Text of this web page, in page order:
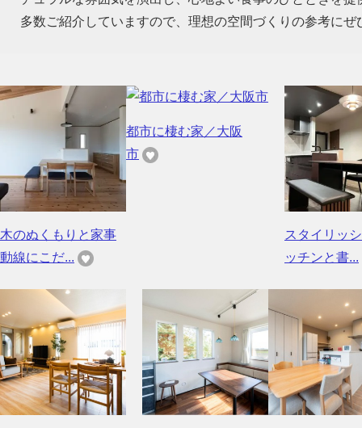
多数ご紹介していますので、理想の空間づくりの参考にぜ
木のぬくもりと家事
動線にこだ...
都市に棲む家／大阪
市
スタイリッ
ッチンと書...